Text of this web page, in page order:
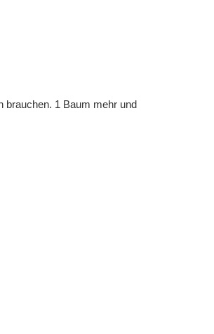
brauchen. 1 Baum mehr und